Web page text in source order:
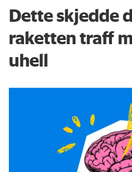
Dette skjedde
raketten traff
uhell